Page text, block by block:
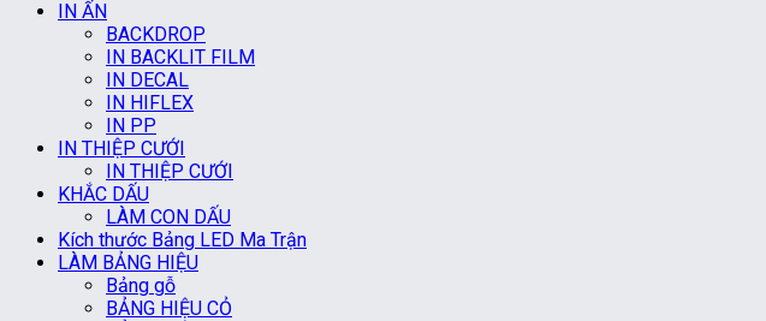
IN ẤN
BACKDROP
IN BACKLIT FILM
IN DECAL
IN HIFLEX
IN PP
IN THIỆP CƯỚI
IN THIỆP CƯỚI
KHẮC DẤU
LÀM CON DẤU
Kích thước Bảng LED Ma Trận
LÀM BẢNG HIỆU
Bảng gỗ
BẢNG HIỆU CỎ